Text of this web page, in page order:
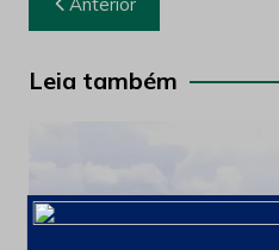
de
Post
Leia também